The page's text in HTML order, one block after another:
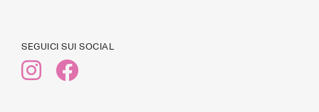
SEGUICI SUI SOCIAL